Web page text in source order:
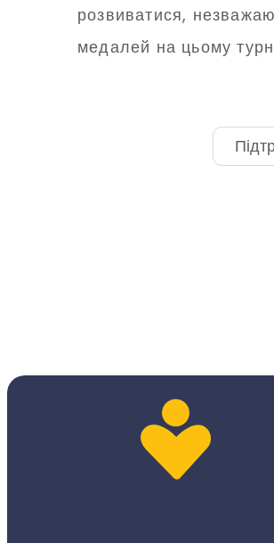
розвиватися,
медалей на цьому